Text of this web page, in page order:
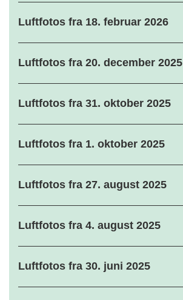
Luftfotos fra 18. februar 2026
Luftfotos fra 20. december 2025
Luftfotos fra 31. oktober 2025
Luftfotos fra 1. oktober 2025
Luftfotos fra 27. august 2025
Luftfotos fra 4. august 2025
Luftfotos fra 30. juni 2025